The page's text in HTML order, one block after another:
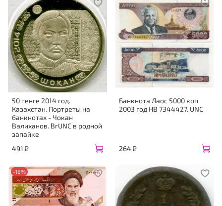
50 тенге 2014 год.
Казахстан. Портреты на
банкнотах - Чокан
Валиханов. BrUNC в родной
запайке
491 ₽
Банкнота Лаос 5000 коп
2003 год НВ 7344427. UNC
264 ₽
-18%